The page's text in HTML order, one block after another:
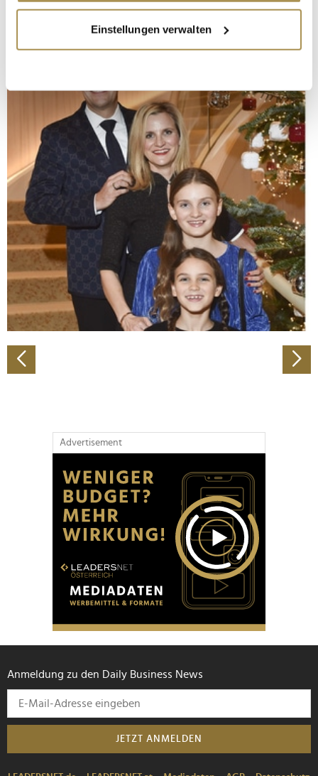
Informationen über Ihre geografische Lage
erfassen, welche bis auf einige Meter genau sein
bestimmten Merkmalen (Fingerprinting) identifizieren
Erfahren Sie mehr darüber, wie Ihre persönlichen Daten
verarbeitet werden, und legen Sie Ihre Präferenzen im
Abschnitt Einzelheitenfest.
Wir verwenden Cookies, um Inhalte und Anzeigen zu
personalisieren, Funktionen für soziale Medien anbieten
zu können und die Zugriffe auf unsere Website zu
analysieren. Außerdem geben wir Informationen zu Ihrer
Verwendung unserer Website an unsere Partner für
soziale Medien, Werbung und Analysen weiter. Unsere
Partner führen diese Informationen möglicherweise mit
weiteren Daten zusammen, die Sie ihnen bereitgestellt
haben oder die sie im Rahmen Ihrer Nutzung der Dienste
gesammelt haben.
Einstellungen verwalten
Advertisement
Anmeldung zu den Daily Business News
JETZT ANMELDEN